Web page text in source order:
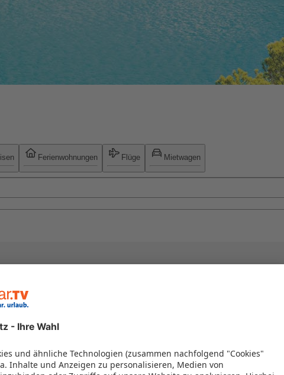
Ferienwohnungen Flüge Mietwagen
Paket kombiniert werden – das spart Zeit und Geld. Nutzen Sie